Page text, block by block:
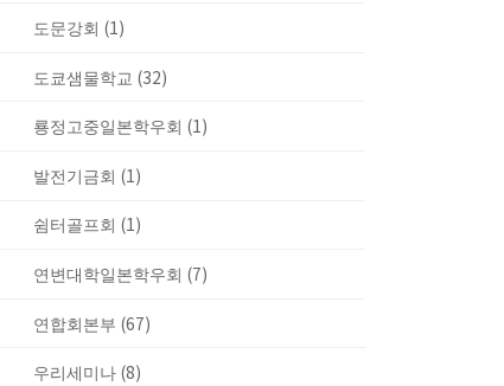
도문강회 (1)
도쿄샘물학교 (32)
룡정고중일본학우회 (1)
발전기금회 (1)
쉼터골프회 (1)
연변대학일본학우회 (7)
연합회본부 (67)
우리세미나 (8)